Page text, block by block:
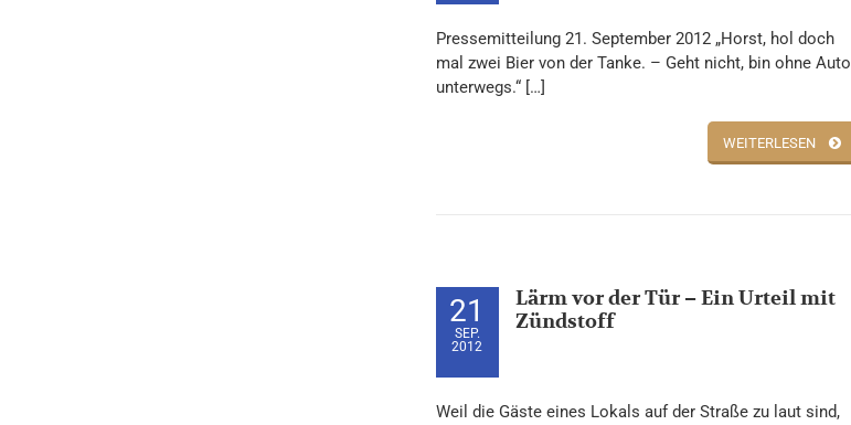
Pressemitteilung 21. September 2012 „Horst, hol doch
mal zwei Bier von der Tanke. – Geht nicht, bin ohne Auto
unterwegs.“ […]
WEITERLESEN
21
SEP.
2012
Lärm vor der Tür – Ein Urteil mit
Zündstoff
Weil die Gäste eines Lokals auf der Straße zu laut sind,